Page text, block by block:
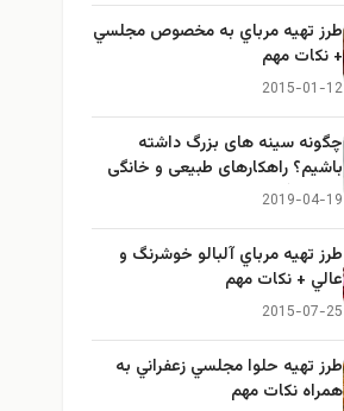
طرز تهيه مرباي به مخصوص مجلسي
+ نكات مهم
2015-01-12
چگونه سینه های بزرگ داشته
باشیم؟ راهکارهای طبیعی و خانگی
برای بزرگ کردن سینه
2019-04-19
طرز تهيه مرباي آلبالو خوشرنگ و
عالي + نكات مهم
2015-07-25
طرز تهيه حلوا مجلسي زعفراني به
همراه نكات مهم